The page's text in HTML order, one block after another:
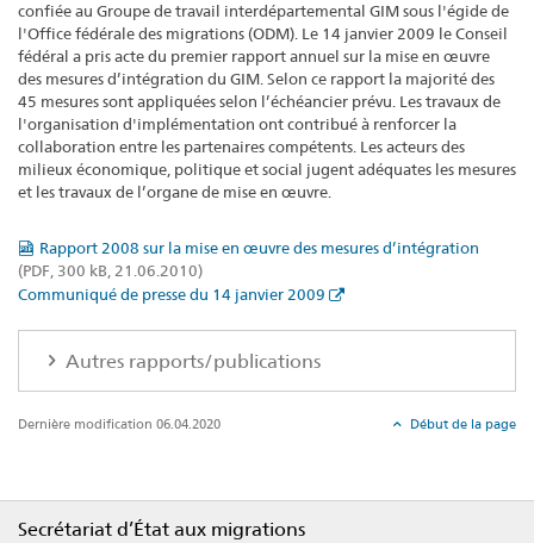
confiée au Groupe de travail interdépartemental GIM sous l'égide de
l'Office fédérale des migrations (ODM). Le 14 janvier 2009 le Conseil
fédéral a pris acte du premier rapport annuel sur la mise en œuvre
des mesures d’intégration du GIM. Selon ce rapport la majorité des
45 mesures sont appliquées selon l’échéancier prévu. Les travaux de
l'organisation d'implémentation ont contribué à renforcer la
collaboration entre les partenaires compétents. Les acteurs des
milieux économique, politique et social jugent adéquates les mesures
et les travaux de l’organe de mise en œuvre.
Rapport 2008 sur la mise en œuvre des mesures d’intégration
(PDF, 300 kB, 21.06.2010)
Communiqué de presse du 14 janvier 2009
Autres rapports/publications
Dernière modification 06.04.2020 Début de la page
Secrétariat d’État aux migrations